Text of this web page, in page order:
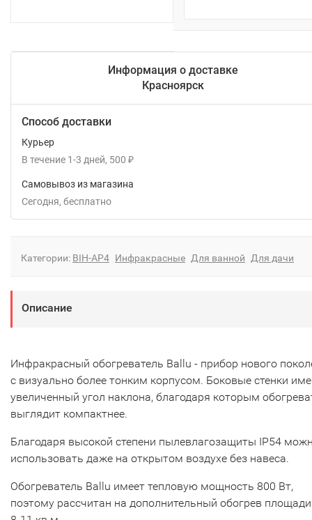
Информация о доставке
Красноярск
Способ доставки
Курьер
В течение 1-3 дней 500 ₽
Самовывоз из магазина
Сегодня
Бесплатно
Категории: BIH-AP4 Инфракрасные Для ванной Для дачи
Описание
Инфракрасный обогреватель Ballu - прибор нового
с визуально более тонким корпусом. Боковые стенки
увеличенный угол наклона, благодаря которым
выглядит компактнее.
Благодаря высокой степени пылевлагозащиты IP54
использовать даже на открытом воздухе без навеса.
Обогреватель Ballu имеет тепловую мощность 800 Вт,
поэтому рассчитан на дополнительный обогрев